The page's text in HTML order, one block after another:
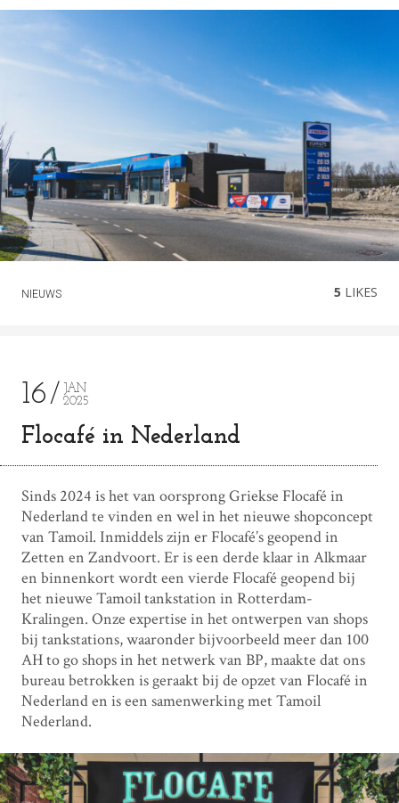
NIEUWS 5 LIKES
16
JAN
2025
Flocafé in Nederland
Sinds 2024 is het van oorsprong Griekse Flocafé in
Nederland te vinden en wel in het nieuwe shopconcept
van Tamoil. Inmiddels zijn er Flocafé’s geopend in
Zetten en Zandvoort. Er is een derde klaar in Alkmaar
en binnenkort wordt een vierde Flocafé geopend bij
het nieuwe Tamoil tankstation in Rotterdam-
Kralingen. Onze expertise in het ontwerpen van shops
bij tankstations, waaronder bijvoorbeeld meer dan 100
AH to go shops in het netwerk van BP, maakte dat ons
bureau betrokken is geraakt bij de opzet van Flocafé in
Nederland en is een samenwerking met Tamoil
Nederland.